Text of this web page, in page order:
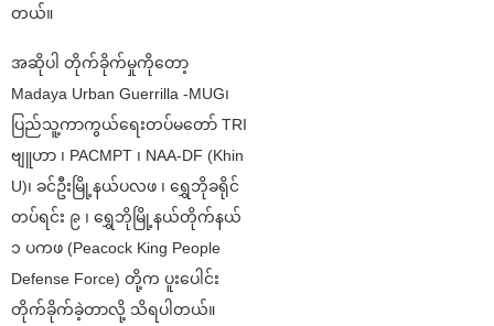
တယ်။
အဆိုပါ တိုက်ခိုက်မှုကိုတော့
Madaya Urban Guerrilla -MUG၊
ပြည်သူ့ကာကွယ်ရေးတပ်မတော် TRI
ဗျူဟာ ၊ PACMPT ၊ NAA-DF (Khin
U)၊ ခင်ဦးမြို့နယ်ပလဖ ၊ ရွှေဘိုခရိုင်
တပ်ရင်း ၉ ၊ ရွှေဘိုမြို့နယ်တိုက်နယ်
၁ ပကဖ (Peacock King People
Defense Force) တို့က ပူးပေါင်း
တိုက်ခိုက်ခဲ့တာလို့ သိရပါတယ်။